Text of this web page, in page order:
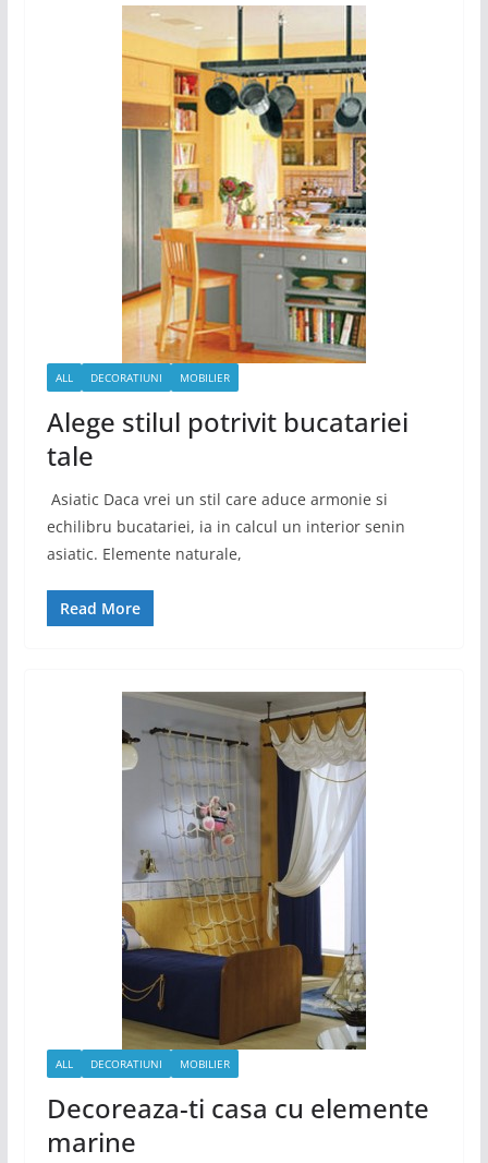
ALL DECORATIUNI MOBILIER
Alege stilul potrivit bucatariei
tale
Asiatic Daca vrei un stil care aduce armonie si
echilibru bucatariei, ia in calcul un interior senin
asiatic. Elemente naturale,
Read More
ALL DECORATIUNI MOBILIER
Decoreaza-ti casa cu elemente
marine